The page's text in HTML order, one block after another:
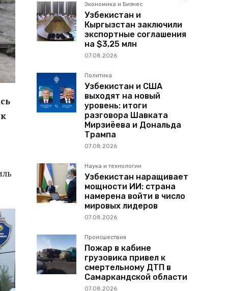
Экономика и Бизнес
Узбекистан и
Кыргызстан заключили
экспортные соглашения
на $3,25 млн
07.08.2026
Политика
Узбекистан и США
выходят на новый
уровень: итоги
разговора Шавката
Мирзиёева и Дональда
Трампа
07.08.2026
Наука и технологии
Узбекистан наращивает
мощности ИИ: страна
намерена войти в число
мировых лидеров
07.08.2026
Происшествия
Пожар в кабине
грузовика привел к
смертельному ДТП в
Самаркандской области
07.08.2026